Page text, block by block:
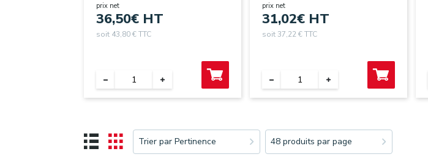
prix net
36,50€ HT
soit 43,80 € TTC
prix net
31,02€ HT
soit 37,22 € TTC
Trier par Pertinence 48 produits par page